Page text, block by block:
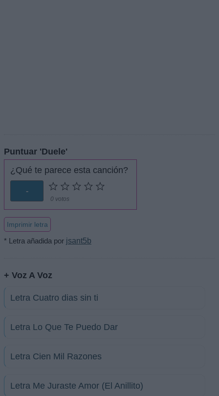
Puntuar 'Duele'
¿Qué te parece esta canción?
-
0 votos
Imprimir letra
* Letra añadida por jsant5b
+ Voz A Voz
Letra Cuatro dias sin ti
Letra Lo Que Te Puedo Dar
Letra Cien Mil Razones
Letra Me Juraste Amor (El Anillito)